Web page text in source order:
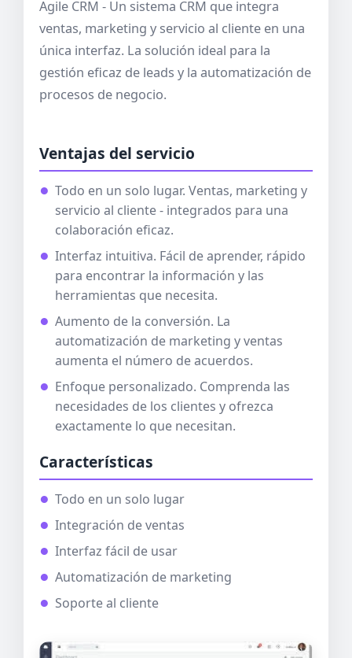
Agile CRM - Un sistema CRM que integra
ventas, marketing y servicio al cliente en una
única interfaz. La solución ideal para la
gestión eficaz de leads y la automatización de
procesos de negocio.
Ventajas del servicio
Todo en un solo lugar. Ventas, marketing y
servicio al cliente - integrados para una
colaboración eficaz.
Interfaz intuitiva. Fácil de aprender, rápido
para encontrar la información y las
herramientas que necesita.
Aumento de la conversión. La
automatización de marketing y ventas
aumenta el número de acuerdos.
Enfoque personalizado. Comprenda las
necesidades de los clientes y ofrezca
exactamente lo que necesitan.
Características
Todo en un solo lugar
Integración de ventas
Interfaz fácil de usar
Automatización de marketing
Soporte al cliente